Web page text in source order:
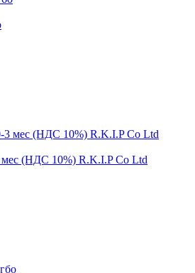
мес (НДС 10%) R.K.I.P Co Ltd